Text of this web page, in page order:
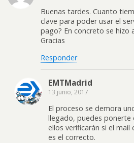
Buenas tardes. Cuanto
clave para poder usar el
pago? En concreto se hizo
Gracias
Responder
EMTMadrid
13 junio, 2017
El proceso se demora
llegado, puedes ponerte
ellos verificarán si el
es el correcto.